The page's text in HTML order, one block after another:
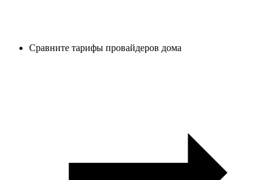
Сравните тарифы провайдеров дома